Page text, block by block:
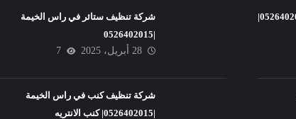
شركة تنظيف فلل في عجمان |0526402015|
شركة تنظيف ستائر في راس الخيمة
|0526402015
28 أبريل، 2025
7
شركة تنظيف كنب في راس الخيمة
|0526402015| كنب الانتريه